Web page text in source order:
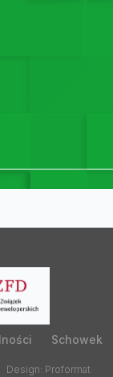
Schowek
Design: Proformat